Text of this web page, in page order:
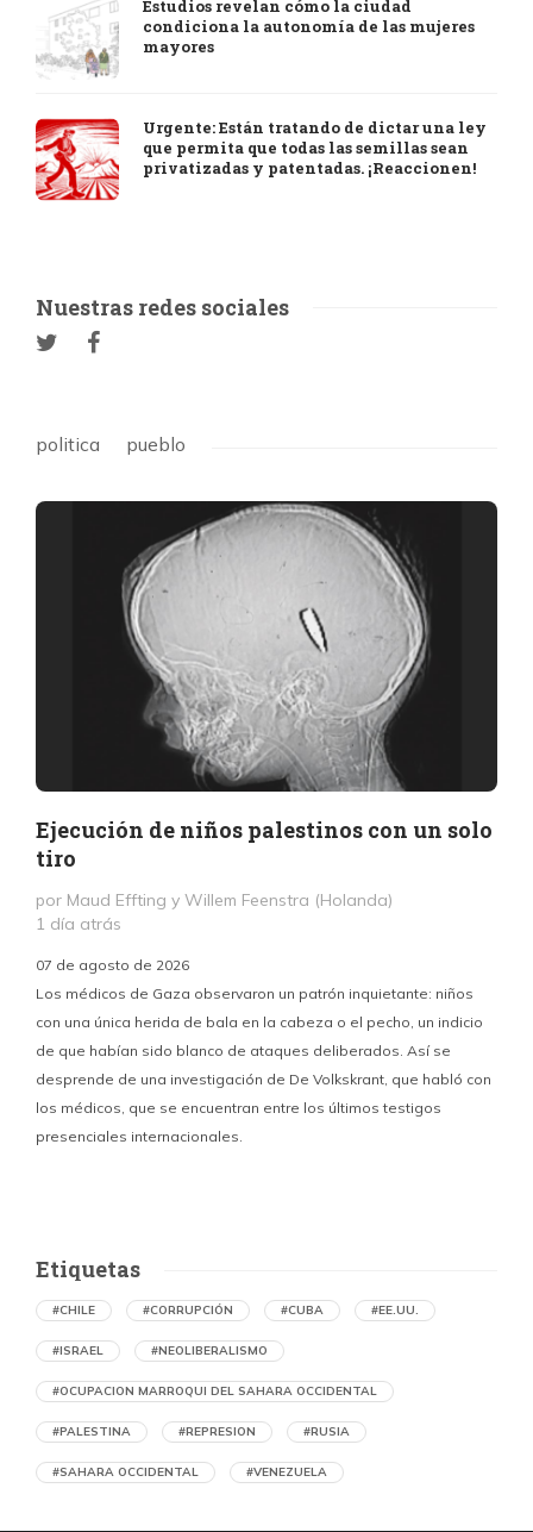
Estudios revelan cómo la ciudad
condiciona la autonomía de las mujeres
mayores
Urgente: Están tratando de dictar una ley
que permita que todas las semillas sean
privatizadas y patentadas. ¡Reaccionen!
Nuestras redes sociales
politica pueblo
Ejecución de niños palestinos con un solo
tiro
por Maud Effting y Willem Feenstra (Holanda)
1 día atrás
07 de agosto de 2026
Los médicos de Gaza observaron un patrón inquietante: niños
con una única herida de bala en la cabeza o el pecho, un indicio
de que habían sido blanco de ataques deliberados. Así se
desprende de una investigación de De Volkskrant, que habló con
los médicos, que se encuentran entre los últimos testigos
presenciales internacionales.
Ejecución de niños palestinos con un solo
Etiquetas
#CHILE #CORRUPCIÓN #CUBA #EE.UU.
#ISRAEL #NEOLIBERALISMO
#OCUPACION MARROQUI DEL SAHARA OCCIDENTAL
#PALESTINA #REPRESION #RUSIA
#SAHARA OCCIDENTAL #VENEZUELA